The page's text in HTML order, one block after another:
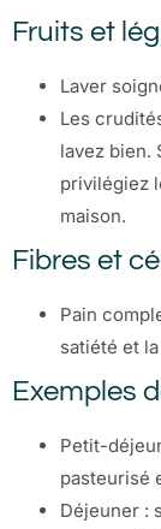
Fruits et
Laver
Les
lavez bien.
privilégiez
maison.
Fibres et
Pain
satiété et
Exemples
Petit-
pasteurisé
Déjeuner :